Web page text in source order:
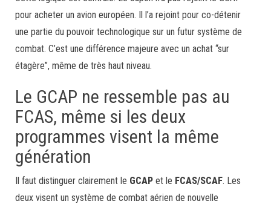
pour acheter un avion européen. Il l’a rejoint pour co-détenir
une partie du pouvoir technologique sur un futur système de
combat. C’est une différence majeure avec un achat “sur
étagère”, même de très haut niveau.
Le GCAP ne ressemble pas au
FCAS, même si les deux
programmes visent la même
génération
Il faut distinguer clairement le GCAP et le FCAS/SCAF. Les
deux visent un système de combat aérien de nouvelle